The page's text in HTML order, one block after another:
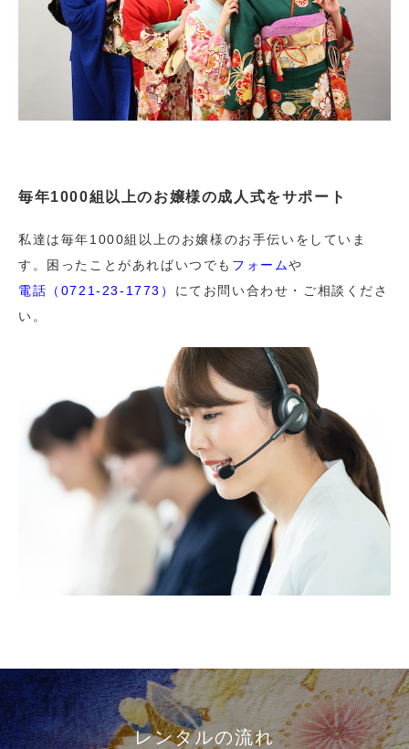
毎年1000組以上のお嬢様の成人式をサポート
私達は毎年1000組以上のお嬢様のお手伝いをしていま
す。困ったことがあればいつでも フォームや
電話（0721-23-1773） にてお問い合わせ・ご相談くださ
い。
レンタルの流れ